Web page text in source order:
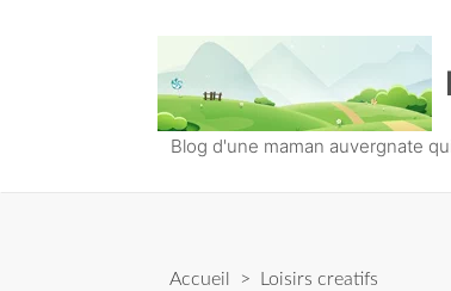
c
Blog d'une maman auvergnate
Accueil > Loisirs creatifs